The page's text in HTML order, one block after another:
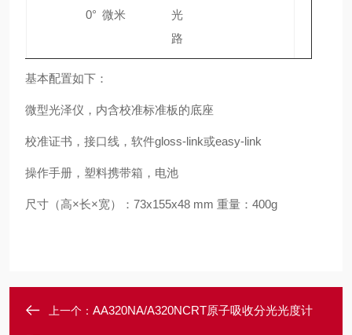
0° 微米
光
路
基本配置如下：
微型光泽仪，内含校准标准板的底座
校准证书，接口线，软件gloss-link或easy-link
操作手册，塑料携带箱，电池
尺寸（高×长×宽）：73x155x48 mm 重量：400g
上一个： AA320NA/A320NCRT原子吸收分光光度计